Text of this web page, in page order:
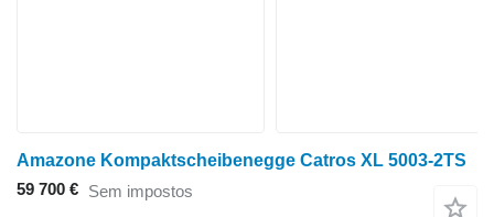
Amazone Kompaktscheibenegge Catros XL 5003-2TS
59 700 € Sem impostos